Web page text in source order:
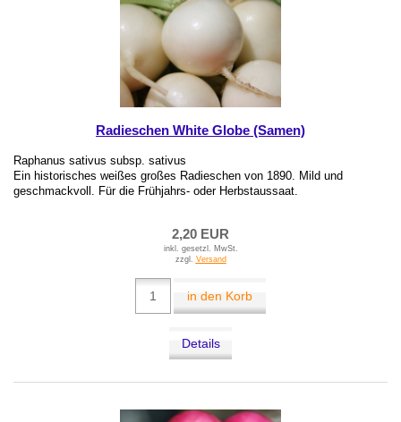
Radieschen White Globe (Samen)
Raphanus sativus subsp. sativus
Ein historisches weißes großes Radieschen von 1890. Mild und
geschmackvoll. Für die Frühjahrs- oder Herbstaussaat.
2,20 EUR
inkl. gesetzl. MwSt.
zzgl. Versand
in den Korb
Details